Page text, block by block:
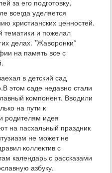
за его подготовку,
всегда уделяется
христианских ценностей.
тематики и пожелал
делах. *Жаворонки*
на память все с
в детский сад
этом саде недавно стали
компонент. Вводили
на пути к
родителям идея
на пасхальный праздник
не может не
коллектив с
календарь с рассказами
азбуку.